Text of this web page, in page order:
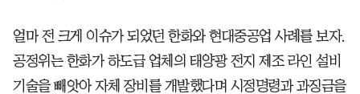
얼마 전 크게 이슈가 되었던 한화와 현대중공업 사례를 보자.
공정위는 한화가 하도급 업체의 태양광 전지 제조 라인 설비
기술을 빼앗아 자체 장비를 개발했다며 시정명령과 과징금을